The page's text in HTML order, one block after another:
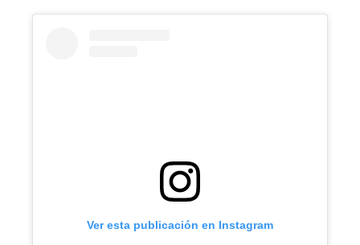
Ver esta publicación en Instagram